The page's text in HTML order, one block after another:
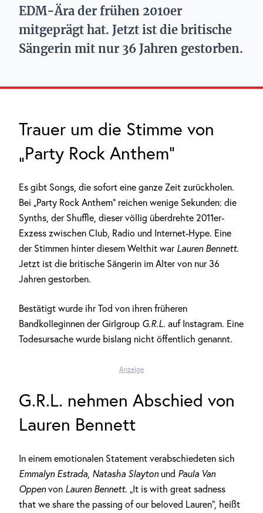
EDM-Ära der frühen 2010er
mitgeprägt hat. Jetzt ist die britische
Sängerin mit nur 36 Jahren gestorben.
Trauer um die Stimme von
„Party Rock Anthem“
Es gibt Songs, die sofort eine ganze Zeit zurückholen.
Bei „Party Rock Anthem“ reichen wenige Sekunden: die
Synths, der Shuffle, dieser völlig überdrehte 2011er-
Exzess zwischen Club, Radio und Internet-Hype. Eine
der Stimmen hinter diesem Welthit war Lauren Bennett.
Jetzt ist die britische Sängerin im Alter von nur 36
Jahren gestorben.
Bestätigt wurde ihr Tod von ihren früheren
Bandkolleginnen der Girlgroup G.R.L. auf Instagram. Eine
Todesursache wurde bislang nicht öffentlich genannt.
Anzeige
G.R.L. nehmen Abschied von
Lauren Bennett
In einem emotionalen Statement verabschiedeten sich
Emmalyn Estrada, Natasha Slaytonund Paula Van
Oppenvon Lauren Bennett. „It is with great sadness
that we share the passing of our beloved Lauren“, heißt